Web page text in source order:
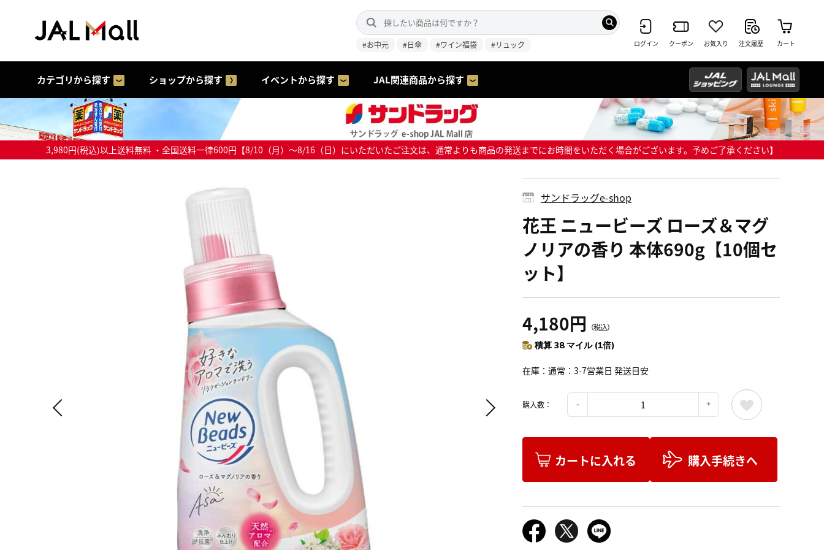
#お中元 #日傘 #ワイン福袋 #リュック ログイン クーポン お気入り 注文履歴 カート
カテゴリから探す ショップから探す イベントから探す JAL関連商品から探す
3,980円(税込)以上送料無料 ・全国送料一律600円【8/10（月）～8/16（日）にいただいたご注文は、通常よりも商品の発送までにお時間をいただく場合がございます。予めご了承ください】
サンドラッグe-shop
花王 ニュービーズ ローズ＆マグ
ノリアの香り 本体690g【10個セ
ット】
4,180円 （税込）
積算 38 マイル (1倍)
在庫 通常：3-7営業日 発送目安
購入数：
カートに入れる 購入手続きへ